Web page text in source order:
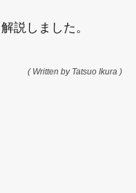
説しました。
( Written by Tatsuo Ikura )